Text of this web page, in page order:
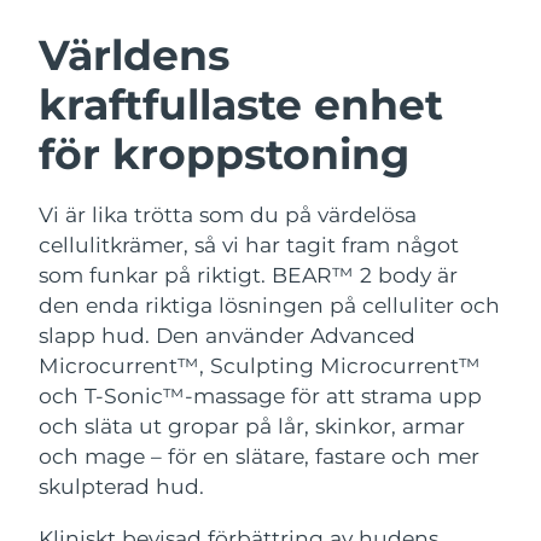
Världens
kraftfullaste enhet
för kroppstoning
Vi är lika trötta som du på värdelösa
cellulitkrämer, så vi har tagit fram något
som funkar på riktigt. BEAR™ 2 body är
den enda riktiga lösningen på celluliter och
slapp hud. Den använder Advanced
Microcurrent™, Sculpting Microcurrent™
och T-Sonic™-massage för att strama upp
och släta ut gropar på lår, skinkor, armar
och mage – för en slätare, fastare och mer
skulpterad hud.
Ansiktsrengöring
Anti-aging massage
LUNA™ 4 Plus
Massage, LED heating
LUNA™ 4 Men
For men, anti-aging massage
Ansiktslyft
Microcurrent toning
BEAR™ 2 go
Microcurrent toning on-the-go
BEAR™ 2 eyes & lips
Microcurrent line smoothing device
Återfuktning
UFO™ 3-paket
Deep facial hydration
UFO™ 3 LED
Near-infrared and red light therapy
device
Munvård
issa™ 4
Hybrid silicone sonic toothbrush
issa™ 4 plus
Smart hybrid silicone sonic toothbrush
FAQ™ ANTI-AGING-BEHANDLING
Anti-aging
NEW
Österrike
Bahrain Förväntad leverans
Belgien Förväntad leverans
Bermuda Förväntad leverans
Bosnien och
Hercegovina
Förväntad leverans8/12/26
Brunei Förväntad leverans
Bulgarien Förväntad leverans8/9/26
Kanada Förväntad leverans8/13/26